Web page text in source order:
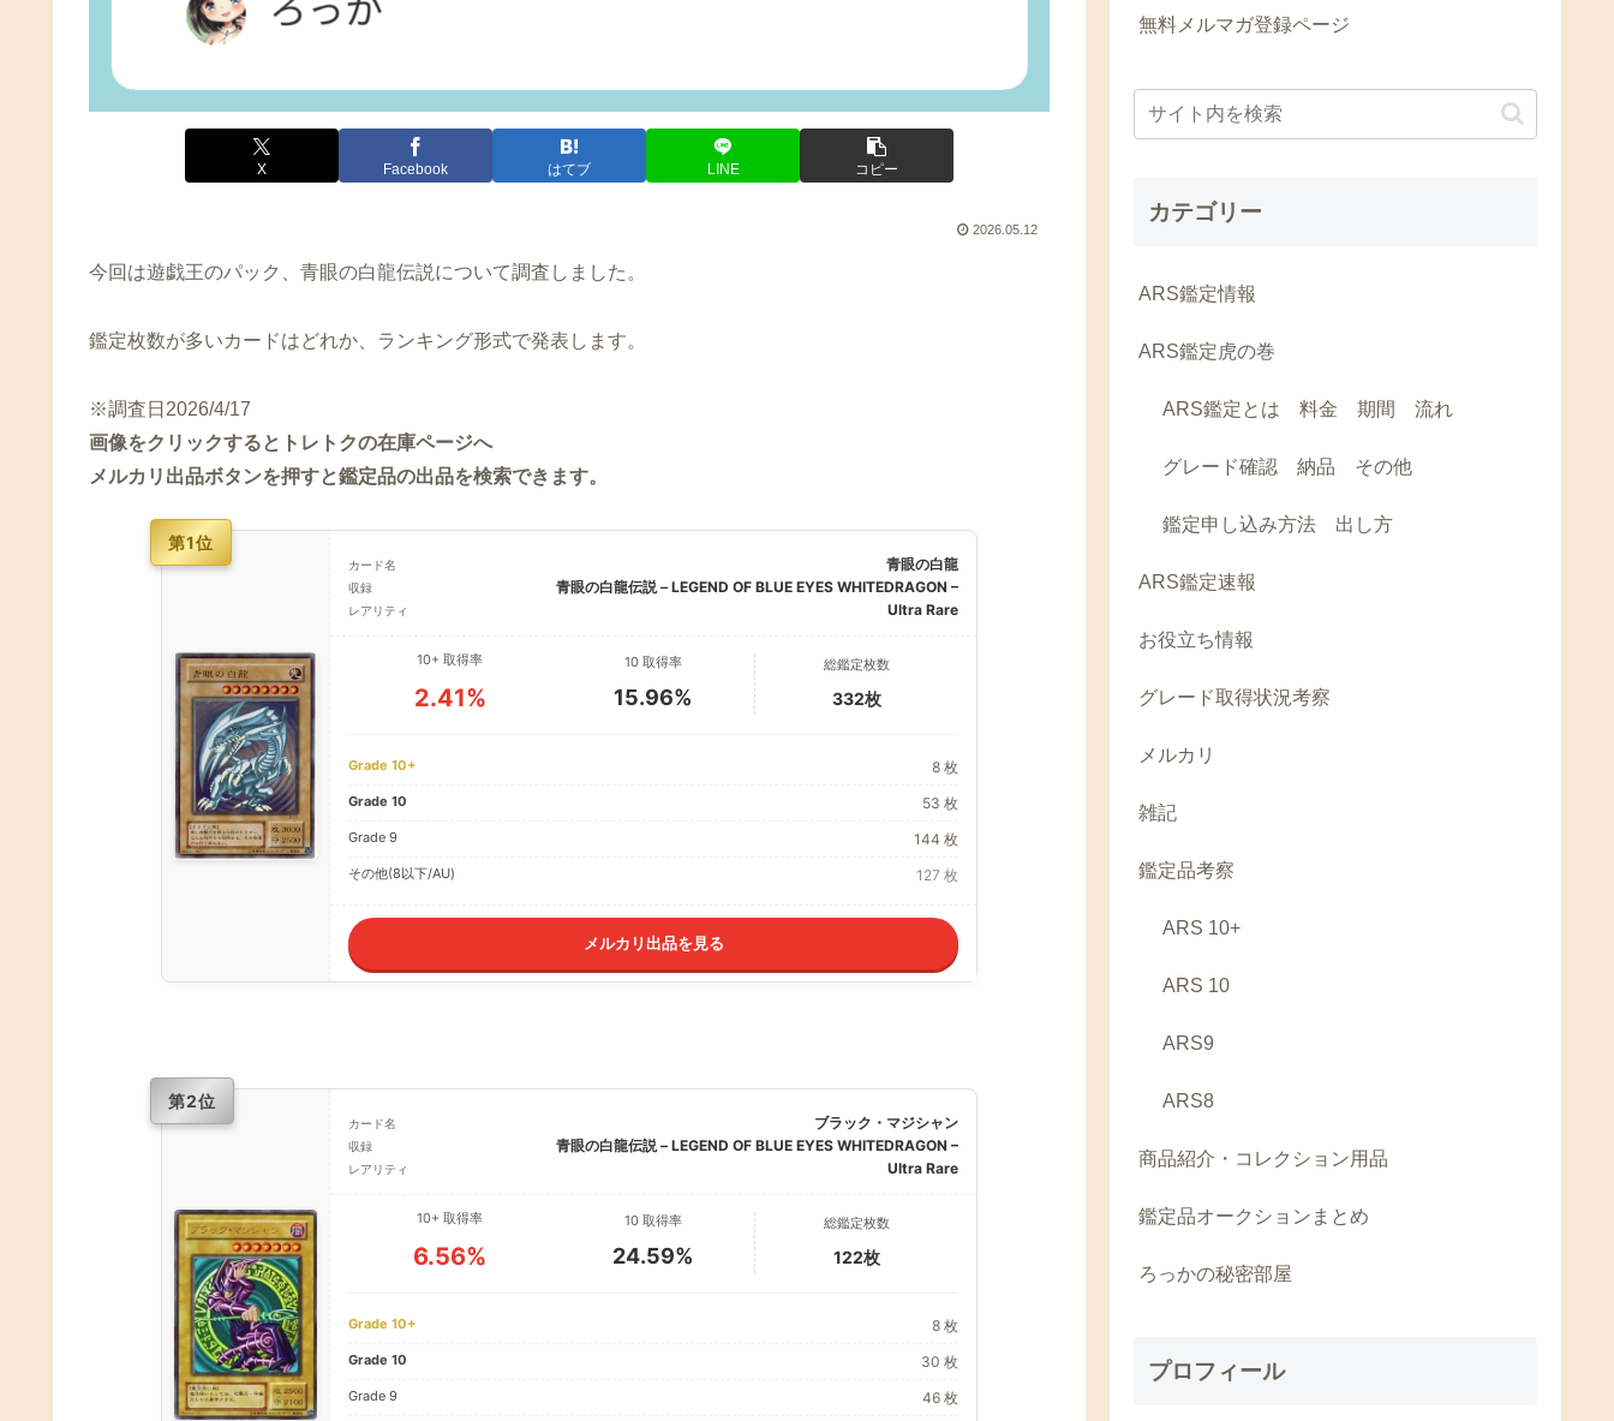
X Facebook はてブ LINE コピー
2026.05.12
今回は遊戯王のパック、青眼の白龍伝説について調査しました。
鑑定枚数が多いカードはどれか、ランキング形式で発表します。
※調査日2026/4/17
画像をクリックするとトレトクの在庫ページへ
メルカリ出品ボタンを押すと鑑定品の出品を検索できます。
第1位
カード名 青眼の白龍
収録 青眼の白龍伝説 – LEGEND OF BLUE EYES WHITEDRAGON –
レアリティ Ultra Rare
10+ 取得率
2.41%
10 取得率
15.96%
総鑑定枚数
332枚
Grade 10+ 8 枚
Grade 10 53 枚
Grade 9 144 枚
その他(8以下/AU) 127 枚
メルカリ出品を見る
第2位
カード名 ブラック・マジシャン
収録 青眼の白龍伝説 – LEGEND OF BLUE EYES WHITEDRAGON –
レアリティ Ultra Rare
10+ 取得率
6.56%
10 取得率
24.59%
総鑑定枚数
122枚
Grade 10+ 8 枚
Grade 10 30 枚
Grade 9 46 枚
無料メルマガ登録ページ
カテゴリー
ARS鑑定情報
ARS鑑定虎の巻
ARS鑑定とは 料金 期間 流れ
グレード確認 納品 その他
鑑定申し込み方法 出し方
ARS鑑定速報
お役立ち情報
グレード取得状況考察
メルカリ
雑記
鑑定品考察
ARS 10+
ARS 10
ARS9
ARS8
商品紹介・コレクション用品
鑑定品オークションまとめ
ろっかの秘密部屋
プロフィール